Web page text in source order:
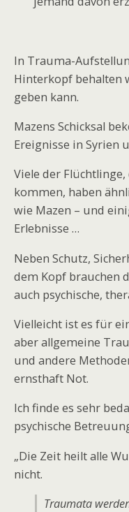
In Trauma-
Hinterkopf behalten
geben kann.
Mazens Schicksal
Ereignisse in Syrien
Viele der
kommen, haben
wie Mazen – und
Erlebnisse …
Neben Schutz,
dem Kopf brauchen
auch psychische,
Vielleicht ist es für
aber allgemeine
und andere
ernsthaft Not.
Ich finde es sehr
psychische
„Die Zeit heilt alle
nicht.
Traumata